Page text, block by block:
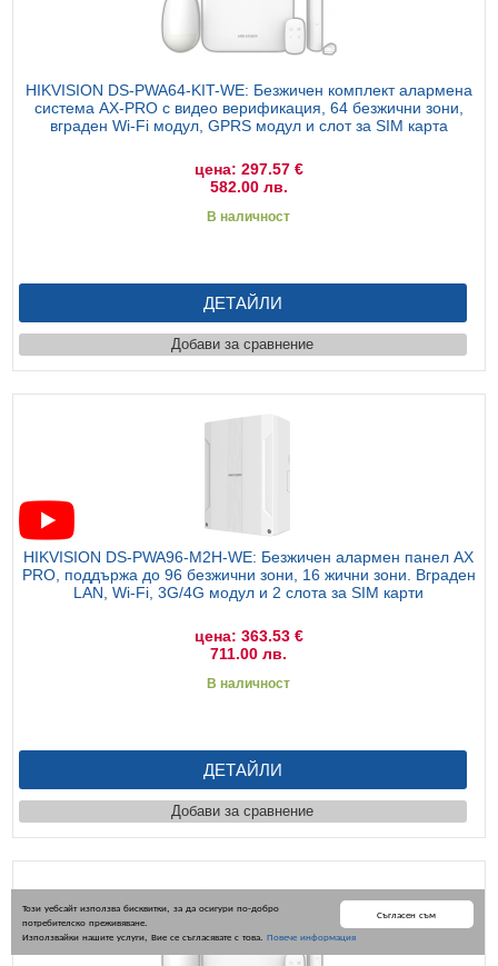
Съгласен съм
Този уебсайт използва бисквитки, за да осигури по-добро
потребителско преживяване.
Използвайки нашите услуги, Вие се съгласявате с това. Повече информация
HIKVISION DS-PWA64-KIT-WE: Безжичен комплект алармена
система AX-PRO с видео верификация, 64 безжични зони,
вграден Wi-Fi модул, GPRS модул и слот за SIM карта
цена: 297.57 €
582.00 лв.
В наличност
ДЕТАЙЛИ
Добави за сравнение
HIKVISION DS-PWA96-M2H-WE: Безжичен алармен панел AX
PRO, поддържа до 96 безжични зони, 16 жични зони. Вграден
LAN, Wi-Fi, 3G/4G модул и 2 слота за SIM карти
цена: 363.53 €
711.00 лв.
В наличност
ДЕТАЙЛИ
Добави за сравнение